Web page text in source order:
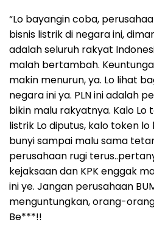
“Lo bayangin coba,
bisnis listrik di negara ini,
adalah seluruh rakyat
malah bertambah.
makin menurun, ya. Lo lihat
negara ini ya. PLN ini adalah
bikin malu rakyatnya. Kalo Lo
listrik Lo diputus, kalo token
bunyi sampai malu sama
perusahaan rugi
kejaksaan dan KPK enggak
ini ye. Jangan perusahaan
menguntungkan, orang-
Be***!!